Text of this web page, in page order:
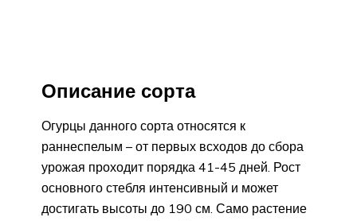
Описание сорта
Огурцы данного сорта относятся к
раннеспелым – от первых всходов до сбора
урожая проходит порядка 41-45 дней. Рост
основного стебля интенсивный и может
достигать высоты до 190 см. Само растение